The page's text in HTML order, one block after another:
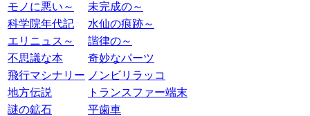
モノに悪い～
未完成の～
科学院年代記
水仙の痕跡～
エリニュス～
諧律の～
不思議な本
奇妙なパーツ
飛行マシナリー ノンビリラッコ
地方伝説
トランスファー端末
謎の鉱石
平歯車